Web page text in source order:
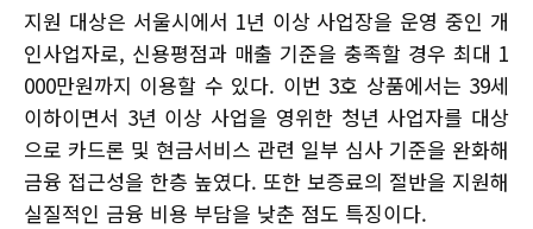
지원 대상은 서울시에서 1년 이상 사업장을 운영 중인 개
인사업자로, 신용평점과 매출 기준을 충족할 경우 최대 1
000만원까지 이용할 수 있다. 이번 3호 상품에서는 39세
이하이면서 3년 이상 사업을 영위한 청년 사업자를 대상
으로 카드론 및 현금서비스 관련 일부 심사 기준을 완화해
금융 접근성을 한층 높였다. 또한 보증료의 절반을 지원해
실질적인 금융 비용 부담을 낮춘 점도 특징이다.